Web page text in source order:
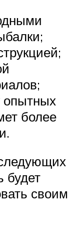
опытных
более
будет
своим